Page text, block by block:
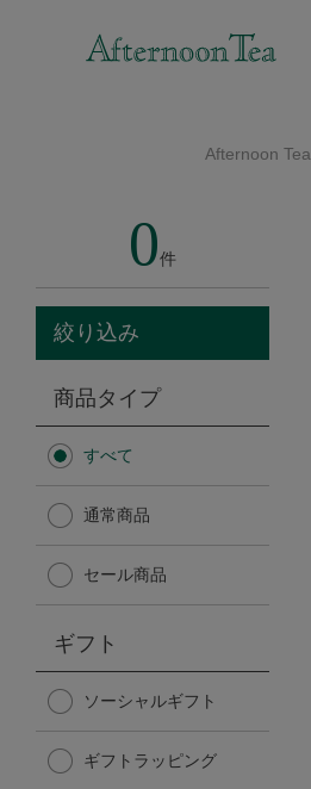
ソーシャルギフト
カタログギフト
Afternoon Tea TEAROOM
Afternoon Tea TEAROOM
日傘
Afternoon Tea
0件
絞り込み
商品タイプ
すべて
通常商品
セール商品
ギフト
ソーシャルギフト
ギフトラッピング